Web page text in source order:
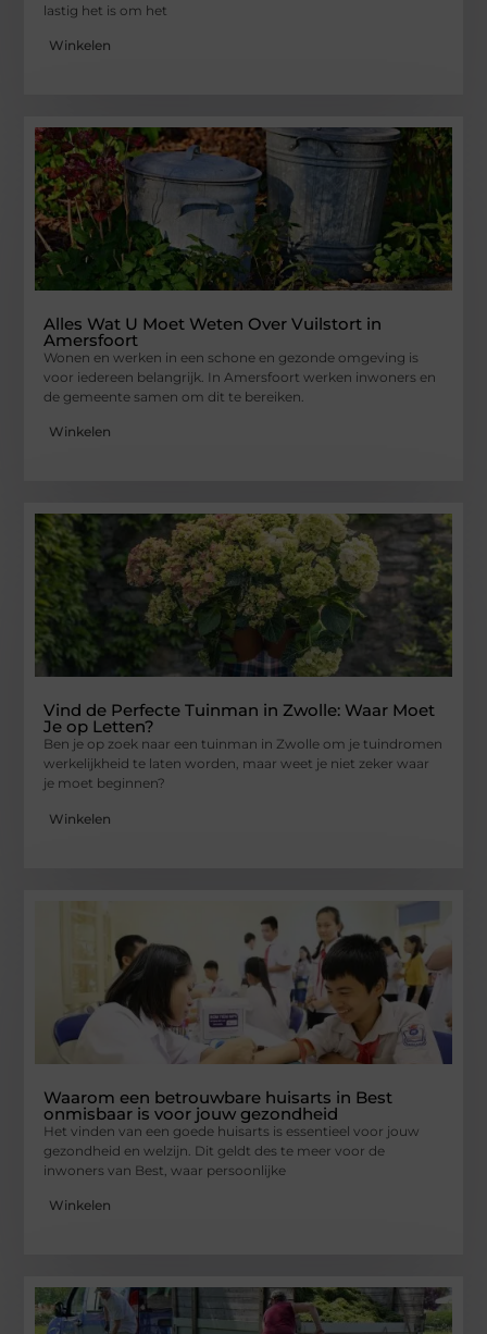
lastig het is om het
Winkelen
Alles Wat U Moet Weten Over Vuilstort in
Amersfoort
Wonen en werken in een schone en gezonde omgeving is
voor iedereen belangrijk. In Amersfoort werken inwoners en
de gemeente samen om dit te bereiken.
Winkelen
Vind de Perfecte Tuinman in Zwolle: Waar Moet
Je op Letten?
Ben je op zoek naar een tuinman in Zwolle om je tuindromen
werkelijkheid te laten worden, maar weet je niet zeker waar
je moet beginnen?
Winkelen
Waarom een betrouwbare huisarts in Best
onmisbaar is voor jouw gezondheid
Het vinden van een goede huisarts is essentieel voor jouw
gezondheid en welzijn. Dit geldt des te meer voor de
inwoners van Best, waar persoonlijke
Winkelen